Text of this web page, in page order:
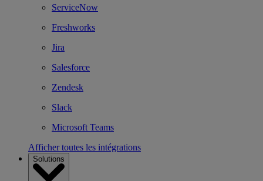
ServiceNow
Freshworks
Jira
Salesforce
Zendesk
Slack
Microsoft Teams
Afficher toutes les intégrations
Solutions